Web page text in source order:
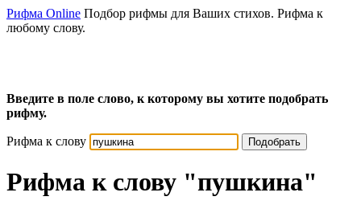
Рифма Online Подбор рифмы для Ваших стихов. Рифма к
любому слову.
Введите в поле слово, к которому вы хотите подобрать
рифму.
Рифма к слову Подобрать
Рифма к слову "пушкина"